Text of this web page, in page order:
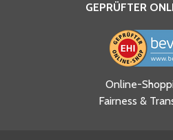
Ja, ich habe die
und akzeptiere
GEPRÜFTER
Online-
Fairness &